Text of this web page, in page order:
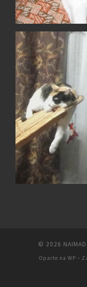
© 2026 NAIMAD
Oparte na WP –